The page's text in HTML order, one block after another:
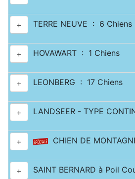
+ TERRE NEUVE : 6 Chiens
+ HOVAWART : 1 Chiens
+ LEONBERG : 17 Chiens
+ LANDSEER - TYPE
+ CHIEN DE
+ SAINT BERNARD à Poil